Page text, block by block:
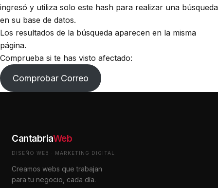
ingresó y utiliza solo este hash para realizar una búsqueda
en su base de datos.
Los resultados de la búsqueda aparecen en la misma
página.
Comprueba si te has visto afectado:
Comprobar Correo
CantabriaWeb
DISEÑO WEB · MARKETING DIGITAL
Creamos webs que trabajan
para tu negocio, cada día.